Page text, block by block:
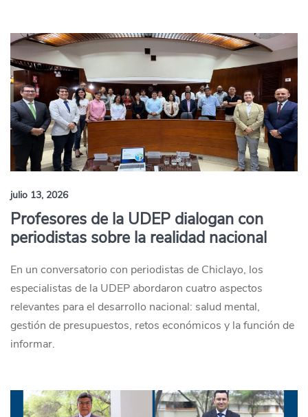
julio 13, 2026
Profesores de la UDEP dialogan con
periodistas sobre la realidad nacional
En un conversatorio con periodistas de Chiclayo, los
especialistas de la UDEP abordaron cuatro aspectos
relevantes para el desarrollo nacional: salud mental,
gestión de presupuestos, retos económicos y la función de
informar.